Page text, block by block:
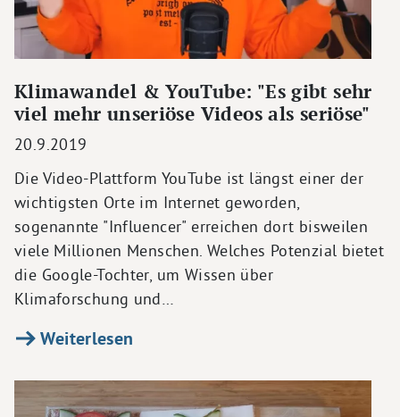
Klimawandel & YouTube: "Es gibt sehr
viel mehr unseriöse Videos als seriöse"
20.9.2019
Die Video-Plattform YouTube ist längst einer der
wichtigsten Orte im Internet geworden,
sogenannte "Influencer" erreichen dort bisweilen
viele Millionen Menschen. Welches Potenzial bietet
die Google-Tochter, um Wissen über
Klimaforschung und…
Weiterlesen